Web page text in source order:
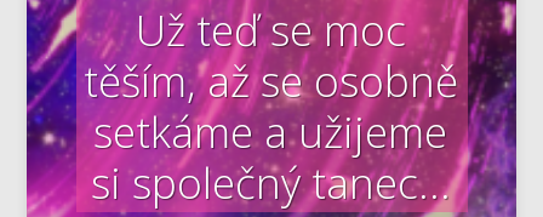
Už teď se moc
těším, až se osobně
setkáme a užijeme
si společný tanec...